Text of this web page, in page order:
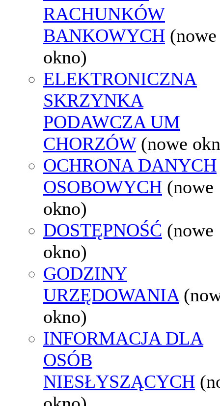
RACHUNKÓW
BANKOWYCH (nowe
okno)
ELEKTRONICZNA
SKRZYNKA
PODAWCZA UM
CHORZÓW (nowe
OCHRONA DANYCH
OSOBOWYCH (nowe
okno)
DOSTĘPNOŚĆ (nowe
okno)
GODZINY
URZĘDOWANIA
okno)
INFORMACJA DLA
OSÓB
NIESŁYSZĄCYCH